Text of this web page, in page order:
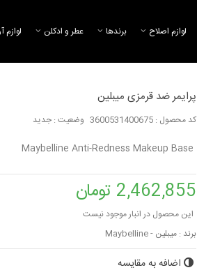
لوازم اصلاح برند‌ها عطر و ادکلن
پرایمر ضد قرمزی میبلین
کد محصول : 3600531400675 وضعیت : جدید
2,462,855 تومان
این محصول در انبار موجود نیست
برند : میبلین - Maybelline
اضافه به مقایسه